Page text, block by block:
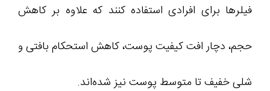
فیلرها برای افرادی استفاده کنند که علاوه بر کاهش
حجم، دچار افت کیفیت پوست، کاهش استحکام بافتی و
شلی خفیف تا متوسط پوست نیز شده‌اند.